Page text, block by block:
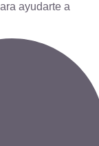
ayudarte a